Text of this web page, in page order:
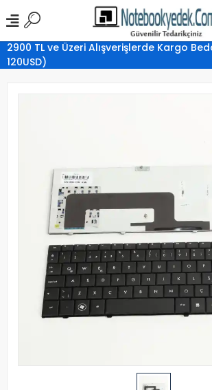
2900 TL ve Üzeri Alışverişlerde Kargo
120USD)